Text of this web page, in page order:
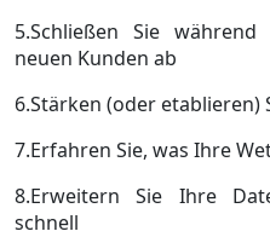
5.Schließen Sie
neuen Kunden ab
6.Stärken (oder etablieren)
7.Erfahren Sie, was Ihre
8.Erweitern Sie Ihre
schnell